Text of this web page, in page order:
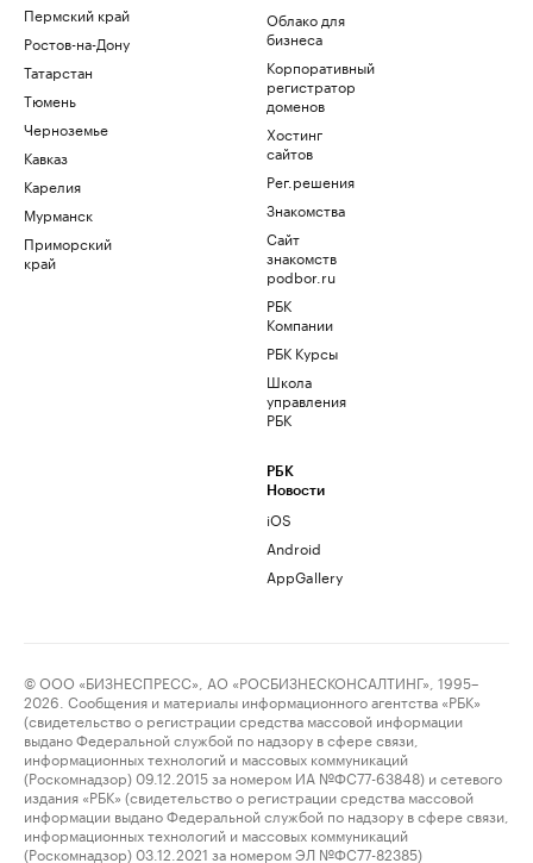
Пермский край
Ростов-на-Дону
Татарстан
Тюмень
Черноземье
Кавказ
Карелия
Мурманск
Приморский
край
Облако для
бизнеса
Корпоративный
регистратор
доменов
Хостинг
сайтов
Рег.решения
Знакомства
Сайт
знакомств
podbor.ru
РБК
Компании
РБК Курсы
Школа
управления
РБК
РБК
Новости
iOS
Android
AppGallery
© ООО «БИЗНЕСПРЕСС», АО «РОСБИЗНЕСКОНСАЛТИНГ», 1995–
2026. Сообщения и материалы информационного агентства «РБК»
(свидетельство о регистрации средства массовой информации
выдано Федеральной службой по надзору в сфере связи,
информационных технологий и массовых коммуникаций
(Роскомнадзор) 09.12.2015 за номером ИА №ФС77-63848) и сетевого
издания «РБК» (свидетельство о регистрации средства массовой
информации выдано Федеральной службой по надзору в сфере связи,
информационных технологий и массовых коммуникаций
(Роскомнадзор) 03.12.2021 за номером ЭЛ №ФС77-82385)